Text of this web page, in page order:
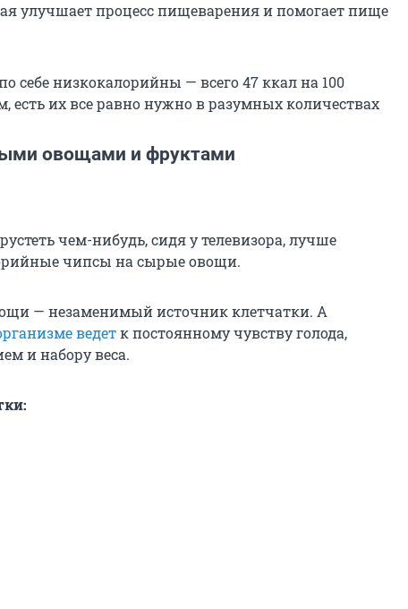
улучшает процесс пищеварения и помогает пище
себе низкокалорийны — всего 47 ккал на 100
есть их все равно нужно в разумных количествах
овощами и фруктами
чем-нибудь, сидя у телевизора, лучше
чипсы на сырые овощи.
— незаменимый источник клетчатки. А
ведетк постоянному чувству голода,
и набору веса.